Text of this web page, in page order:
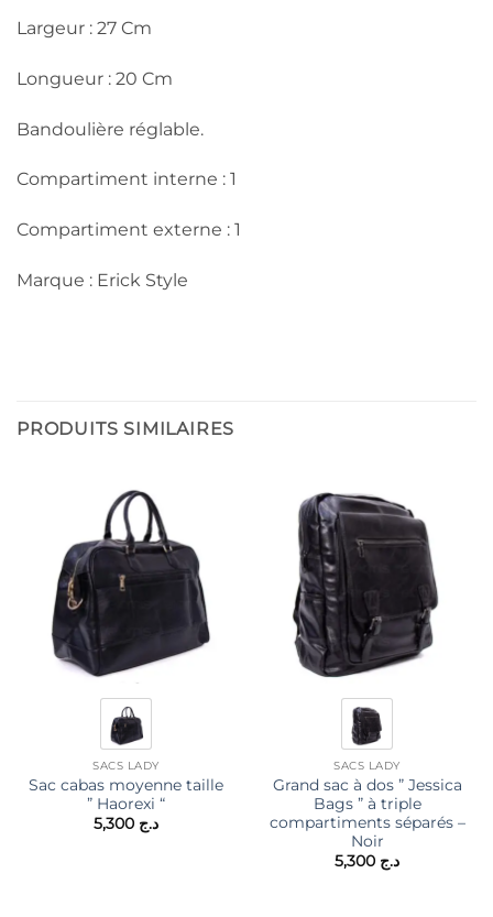
Largeur : 27 Cm
Longueur : 20 Cm
Bandoulière réglable.
Compartiment interne : 1
Compartiment externe : 1
Marque : Erick Style
PRODUITS SIMILAIRES
SACS LADY
Sac cabas moyenne taille
” Haorexi “
د.ج
SACS LADY
Grand sac à dos ” Jessica
Bags ” à triple
compartiments séparés –
Noir
د.ج